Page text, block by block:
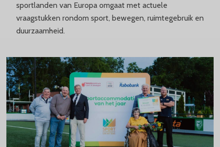
sportlanden van Europa omgaat met actuele
vraagstukken rondom sport, bewegen, ruimtegebruik en
duurzaamheid.